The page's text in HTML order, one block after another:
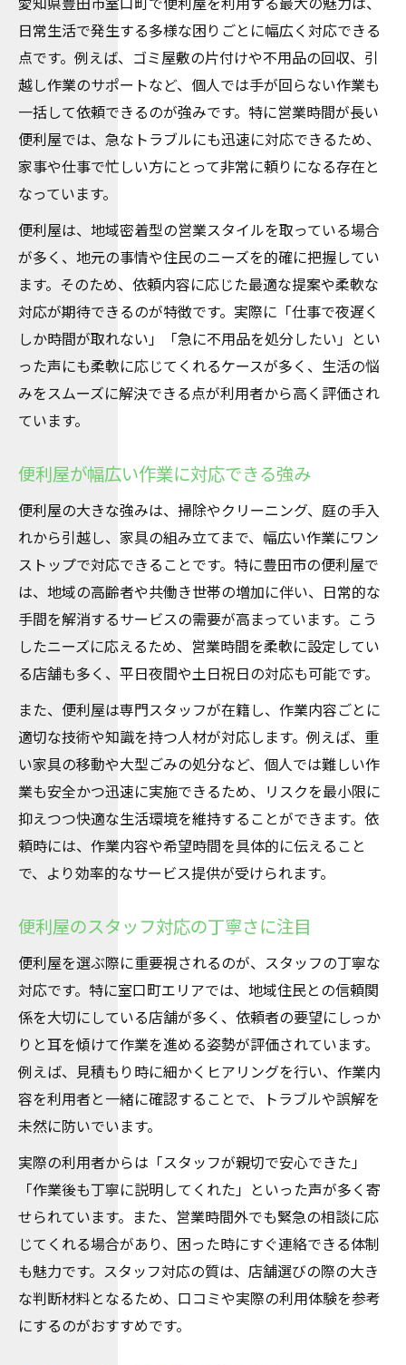
日常生活で発生する多様な困りごとに幅広く対応できる
点です。例えば、ゴミ屋敷の片付けや不用品の回収、引
越し作業のサポートなど、個人では手が回らない作業も
一括して依頼できるのが強みです。特に営業時間が長い
便利屋では、急なトラブルにも迅速に対応できるため、
家事や仕事で忙しい方にとって非常に頼りになる存在と
なっています。
便利屋は、地域密着型の営業スタイルを取っている場合
が多く、地元の事情や住民のニーズを的確に把握してい
ます。そのため、依頼内容に応じた最適な提案や柔軟な
対応が期待できるのが特徴です。実際に「仕事で夜遅く
しか時間が取れない」「急に不用品を処分したい」とい
った声にも柔軟に応じてくれるケースが多く、生活の悩
みをスムーズに解決できる点が利用者から高く評価され
ています。
便利屋が幅広い作業に対応できる強み
便利屋の大きな強みは、掃除やクリーニング、庭の手入
れから引越し、家具の組み立てまで、幅広い作業にワン
ストップで対応できることです。特に豊田市の便利屋で
は、地域の高齢者や共働き世帯の増加に伴い、日常的な
手間を解消するサービスの需要が高まっています。こう
したニーズに応えるため、営業時間を柔軟に設定してい
る店舗も多く、平日夜間や土日祝日の対応も可能です。
また、便利屋は専門スタッフが在籍し、作業内容ごとに
適切な技術や知識を持つ人材が対応します。例えば、重
い家具の移動や大型ごみの処分など、個人では難しい作
業も安全かつ迅速に実施できるため、リスクを最小限に
抑えつつ快適な生活環境を維持することができます。依
頼時には、作業内容や希望時間を具体的に伝えること
で、より効率的なサービス提供が受けられます。
便利屋のスタッフ対応の丁寧さに注目
便利屋を選ぶ際に重要視されるのが、スタッフの丁寧な
対応です。特に室口町エリアでは、地域住民との信頼関
係を大切にしている店舗が多く、依頼者の要望にしっか
りと耳を傾けて作業を進める姿勢が評価されています。
例えば、見積もり時に細かくヒアリングを行い、作業内
容を利用者と一緒に確認することで、トラブルや誤解を
未然に防いでいます。
実際の利用者からは「スタッフが親切で安心できた」
「作業後も丁寧に説明してくれた」といった声が多く寄
せられています。また、営業時間外でも緊急の相談に応
じてくれる場合があり、困った時にすぐ連絡できる体制
も魅力です。スタッフ対応の質は、店舗選びの際の大き
な判断材料となるため、口コミや実際の利用体験を参考
にするのがおすすめです。